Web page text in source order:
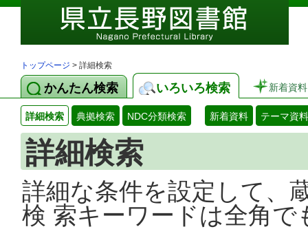
トップページ > 詳細検索
かんたん検索 いろいろ検索 新着資料
詳細検索 典拠検索 NDC分類検索 新着資料 テーマ資料
詳細検索
詳細な条件を設定して、
検 索キーワードは全角